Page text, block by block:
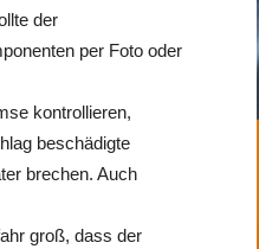
der
per Foto oder
kontrollieren,
beschädigte
brechen. Auch
groß, dass der